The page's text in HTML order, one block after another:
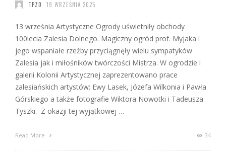
TPZD 19 WRZEŚNIA 2025
13 września Artystyczne Ogrody uświetniły obchody
100lecia Zalesia Dolnego. Magiczny ogród prof. Myjaka i
jego wspaniałe rzeźby przyciągnęły wielu sympatyków
Zalesia jak i miłośników twórczości Mistrza. W ogrodzie i
galerii Kolonii Artystycznej zaprezentowano prace
zalesiańskich artystów: Ewy Lasek, Józefa Wilkonia i Pawła
Górskiego a także fotografie Wiktora Nowotki i Tadeusza
Tyszki. Z okazji tej wyjątkowej …
Read More 34